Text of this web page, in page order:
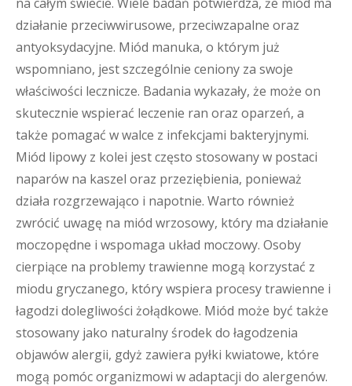
działanie przeciwwirusowe, przeciwzapalne oraz
antyoksydacyjne. Miód manuka, o którym już
wspomniano, jest szczególnie ceniony za swoje
właściwości lecznicze. Badania wykazały, że może on
skutecznie wspierać leczenie ran oraz oparzeń, a
także pomagać w walce z infekcjami bakteryjnymi.
Miód lipowy z kolei jest często stosowany w postaci
naparów na kaszel oraz przeziębienia, ponieważ
działa rozgrzewająco i napotnie. Warto również
zwrócić uwagę na miód wrzosowy, który ma działanie
moczopędne i wspomaga układ moczowy. Osoby
cierpiące na problemy trawienne mogą korzystać z
miodu gryczanego, który wspiera procesy trawienne i
łagodzi dolegliwości żołądkowe. Miód może być także
stosowany jako naturalny środek do łagodzenia
objawów alergii, gdyż zawiera pyłki kwiatowe, które
mogą pomóc organizmowi w adaptacji do alergenów.